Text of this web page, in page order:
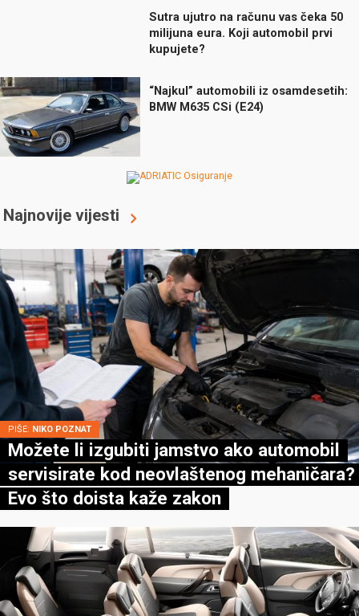
Sutra ujutro na računu vas čeka 50
milijuna eura. Koji automobil prvi
kupujete?
“Najkul” automobili iz osamdesetih:
BMW M635 CSi (E24)
Najnovije vijesti
PIŠE: NIKO POZNAT
Možete li izgubiti jamstvo ako automobil
servisirate kod neovlaštenog mehaničara?
Evo što doista kaže zakon